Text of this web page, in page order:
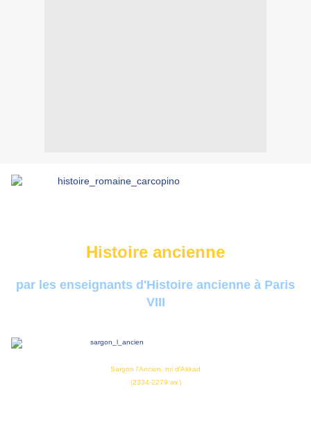
Histoire ancienne
par les enseignants d'Histoire ancienne à Paris
VIII
Sargon l'Ancien, roi d'Akkad
(2334-2279 av.)